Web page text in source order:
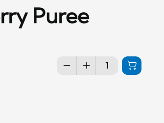
Puree